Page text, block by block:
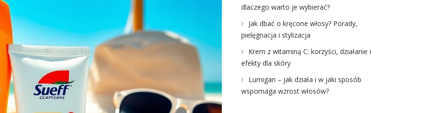
dlaczego warto je wybierać?
Jak dbać o kręcone włosy? Porady,
pielęgnacja i stylizacja
Krem z witaminą C: korzyści, działanie i
efekty dla skóry
Lumigan – jak działa i w jaki sposób
wspomaga wzrost włosów?